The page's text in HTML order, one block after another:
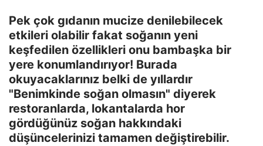
Pek çok gıdanın mucize denilebilecek
etkileri olabilir fakat soğanın yeni
keşfedilen özellikleri onu bambaşka bir
yere konumlandırıyor! Burada
okuyacaklarınız belki de yıllardır
"Benimkinde soğan olmasın" diyerek
restoranlarda, lokantalarda hor
gördüğünüz soğan hakkındaki
düşüncelerinizi tamamen değiştirebilir.